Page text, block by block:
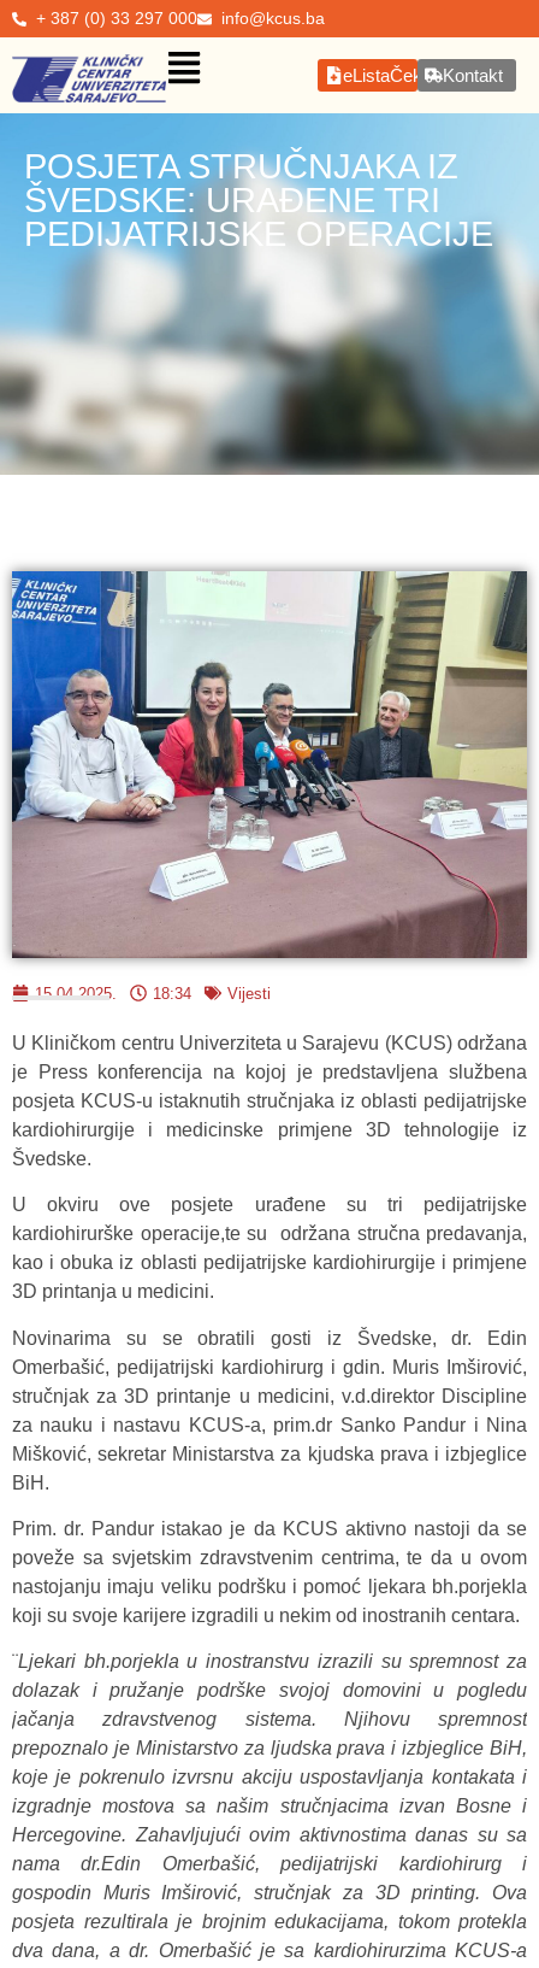
+ 387 (0) 33 297 000 info@kcus.ba
eListaČekanjaKontakt
POSJETA STRUČNJAKA IZ
ŠVEDSKE: URAĐENE TRI
PEDIJATRIJSKE OPERACIJE
15.04.2025. 18:34 Vijesti
U Kliničkom centru Univerziteta u Sarajevu (KCUS) održana
je Press konferencija na kojoj je predstavljena službena
posjeta KCUS-u istaknutih stručnjaka iz oblasti pedijatrijske
kardiohirurgije i medicinske primjene 3D tehnologije iz
Švedske.
U okviru ove posjete urađene su tri pedijatrijske
kardiohirurške operacije,te su održana stručna predavanja,
kao i obuka iz oblasti pedijatrijske kardiohirurgije i primjene
3D printanja u medicini.
Novinarima su se obratili gosti iz Švedske, dr. Edin
Omerbašić, pedijatrijski kardiohirurg i gdin. Muris Imširović,
stručnjak za 3D printanje u medicini, v.d.direktor Discipline
za nauku i nastavu KCUS-a, prim.dr Sanko Pandur i Nina
Mišković, sekretar Ministarstva za kjudska prava i izbjeglice
BiH.
Prim. dr. Pandur istakao je da KCUS aktivno nastoji da se
poveže sa svjetskim zdravstvenim centrima, te da u ovom
nastojanju imaju veliku podršku i pomoć ljekara bh.porjekla
koji su svoje karijere izgradili u nekim od inostranih centara.
¨Ljekari bh.porjekla u inostranstvu izrazili su spremnost za
dolazak i pružanje podrške svojoj domovini u pogledu
jačanja zdravstvenog sistema. Njihovu spremnost
prepoznalo je Ministarstvo za ljudska prava i izbjeglice BiH,
koje je pokrenulo izvrsnu akciju uspostavljanja kontakata i
izgradnje mostova sa našim stručnjacima izvan Bosne i
Hercegovine. Zahavljujući ovim aktivnostima danas su sa
nama dr.Edin Omerbašić, pedijatrijski kardiohirurg i
gospodin Muris Imširović, stručnjak za 3D printing. Ova
posjeta rezultirala je brojnim edukacijama, tokom protekla
dva dana, a dr. Omerbašić je sa kardiohirurzima KCUS-a